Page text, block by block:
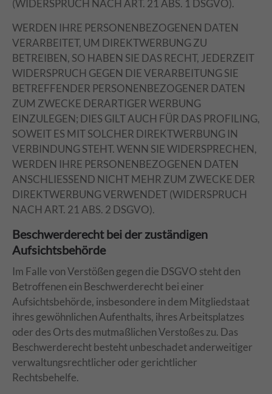
(WIDERSPRUCH NACH ART. 21 ABS. 1 DSGVO).
WERDEN IHRE PERSONENBEZOGENEN DATEN
VERARBEITET, UM DIREKTWERBUNG ZU
BETREIBEN, SO HABEN SIE DAS RECHT, JEDERZEIT
WIDERSPRUCH GEGEN DIE VERARBEITUNG SIE
BETREFFENDER PERSONENBEZOGENER DATEN
ZUM ZWECKE DERARTIGER WERBUNG
EINZULEGEN; DIES GILT AUCH FÜR DAS PROFILING,
SOWEIT ES MIT SOLCHER DIREKTWERBUNG IN
VERBINDUNG STEHT. WENN SIE WIDERSPRECHEN,
WERDEN IHRE PERSONENBEZOGENEN DATEN
ANSCHLIESSEND NICHT MEHR ZUM ZWECKE DER
DIREKTWERBUNG VERWENDET (WIDERSPRUCH
NACH ART. 21 ABS. 2 DSGVO).
Beschwerde­recht bei der zuständigen
Aufsichts­behörde
Im Falle von Verstößen gegen die DSGVO steht den
Betroffenen ein Beschwerderecht bei einer
Aufsichtsbehörde, insbesondere in dem Mitgliedstaat
ihres gewöhnlichen Aufenthalts, ihres Arbeitsplatzes
oder des Orts des mutmaßlichen Verstoßes zu. Das
Beschwerderecht besteht unbeschadet anderweitiger
verwaltungsrechtlicher oder gerichtlicher
Rechtsbehelfe.